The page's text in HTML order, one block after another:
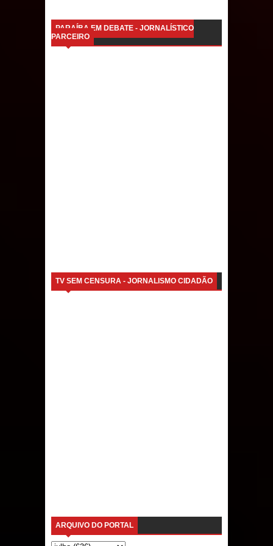
PARAÍBA EM DEBATE - JORNALÍSTICO
PARCEIRO
TV SEM CENSURA - JORNALISMO CIDADÃO
ARQUIVO DO PORTAL